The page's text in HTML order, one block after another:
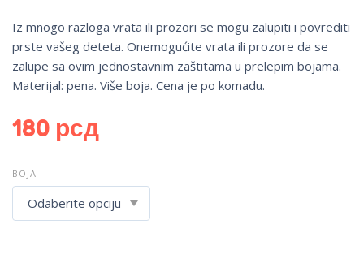
Iz mnogo razloga vrata ili prozori se mogu zalupiti i povrediti
prste vašeg deteta. Onemogućite vrata ili prozore da se
zalupe sa ovim jednostavnim zaštitama u prelepim bojama.
Materijal: pena. Više boja. Cena je po komadu.
180 рсд
BOJA